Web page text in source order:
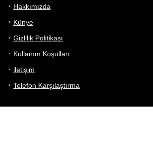
Hakkımızda
Künye
Gizlilik Politikası
Kullanım Koşulları
iletişim
Telefon Karşılaştırma